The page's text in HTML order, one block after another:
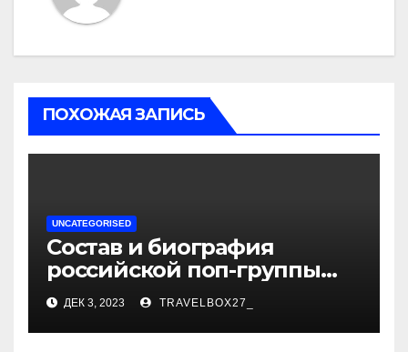
ПОХОЖАЯ ЗАПИСЬ
UNCATEGORISED
Состав и биография
российской поп-группы
«Иванушки интернешнл»
— история успеха, музыка
и судьбы участников
ДЕК 3, 2023 TRAVELBOX27_